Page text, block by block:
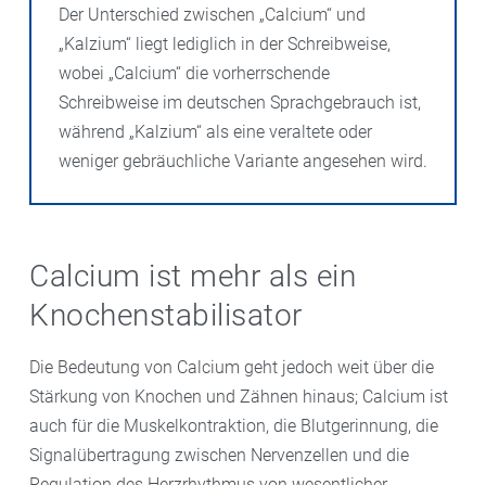
Der Unterschied zwischen „Calcium“ und
„Kalzium“ liegt lediglich in der Schreibweise,
wobei „Calcium“ die vorherrschende
Schreibweise im deutschen Sprachgebrauch ist,
während „Kalzium“ als eine veraltete oder
weniger gebräuchliche Variante angesehen wird.
Calcium ist mehr als ein
Knochenstabilisator
Die Bedeutung von Calcium geht jedoch weit über die
Stärkung von Knochen und Zähnen hinaus; Calcium ist
auch für die Muskelkontraktion, die Blutgerinnung, die
Signalübertragung zwischen Nervenzellen und die